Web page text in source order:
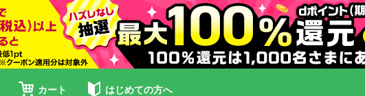
カート はじめての方へ